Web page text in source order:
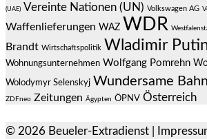
(UAE) Vereinte Nationen (UN) Volkswagen AG
Waffenlieferungen WAZ WDR
Brandt Wirtschaftspolitik Wladimir
Wohnungsunternehmen Wolfgang Pomrehn
Wolodymyr Selenskyj Wundersame Bahn
ZDFneo Zeitungen Ägypten ÖPNV Österreich
© 2026 Beueler-Extradienst